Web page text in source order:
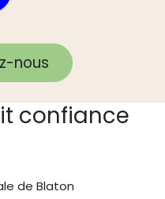
nous
confiance
de Blaton